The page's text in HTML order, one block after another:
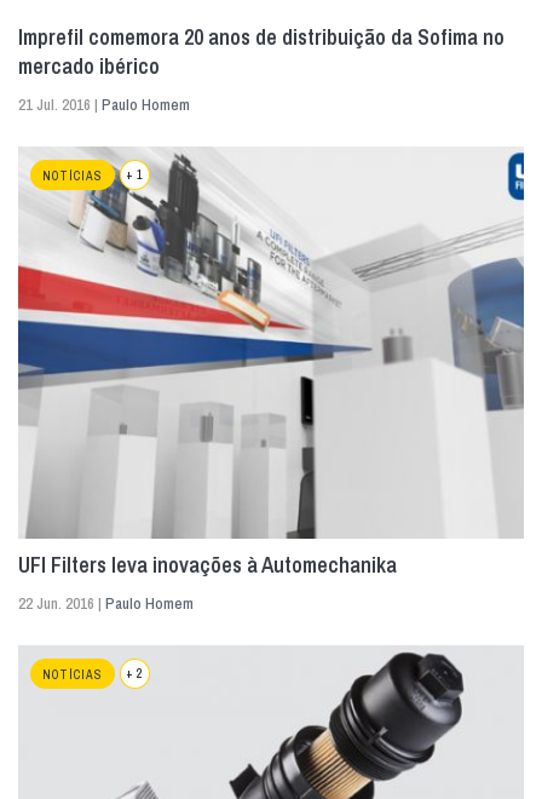
Imprefil comemora 20 anos de distribuição da Sofima no
mercado ibérico
21 Jul. 2016 | Paulo Homem
NOTÍCIAS + 1
UFI Filters leva inovações à Automechanika
22 Jun. 2016 | Paulo Homem
NOTÍCIAS + 2